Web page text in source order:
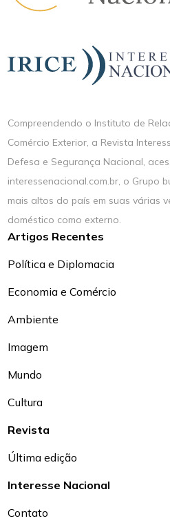
Compreendendo o Instituto de
Comércio Exterior, a Revista
Defesa e Segurança Nacional,
interessenacional.com.br, o Grupo
mais altos do país em suas várias
doméstico como externo.
Artigos Recentes
Política e Diplomacia
Economia e Comércio
Ambiente
Imagem
Mundo
Cultura
Revista
Última edição
Interesse Nacional
Contato